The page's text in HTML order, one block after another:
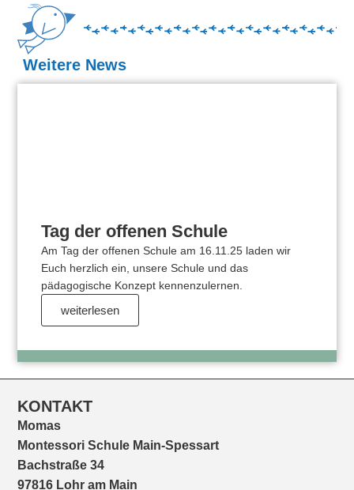
Weitere News
Tag der offenen Schule
Am Tag der offenen Schule am 16.11.25 laden wir
Euch herzlich ein, unsere Schule und das
pädagogische Konzept kennenzulernen.
weiterlesen
KONTAKT
Momas
Montessori Schule Main-Spessart
Bachstraße 34
97816 Lohr am Main